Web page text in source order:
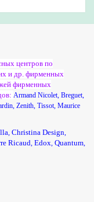
центров по
и др. фирменных
фирменных
Armand Nicolet Breguet
Zenith Tissot Maurice
Christina Design
Ricaud Edox Quantum